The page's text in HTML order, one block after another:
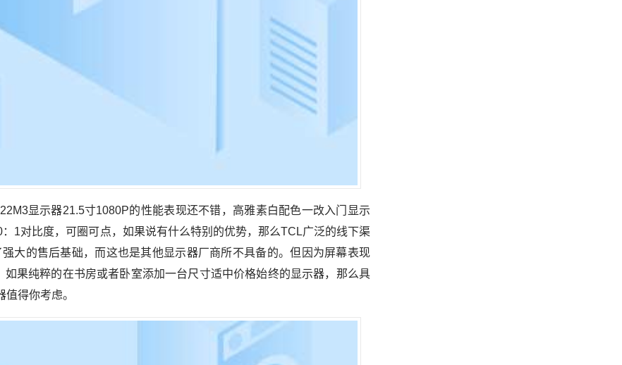
显示器21.5寸1080P的性能表现还不错，高雅素白配色一改入门显示
1对比度，可圈可点，如果说有什么特别的优势，那么TCL广泛的线下渠
大的售后基础，而这也是其他显示器厂商所不具备的。但因为屏幕表现
果纯粹的在书房或者卧室添加一台尺寸适中价格始终的显示器，那么具
得你考虑。